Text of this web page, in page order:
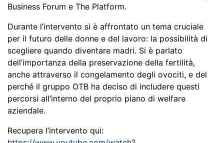
Business Forum e The Platform.
Durante l’intervento si è affrontato un tema cruciale
per il futuro delle donne e del lavoro: la possibilità di
scegliere quando diventare madri. Si è parlato
dell’importanza della preservazione della fertilità,
anche attraverso il congelamento degli ovociti, e del
perché il gruppo OTB ha deciso di includere questi
percorsi all’interno del proprio piano di welfare
aziendale.
Recupera l’intervento qui: